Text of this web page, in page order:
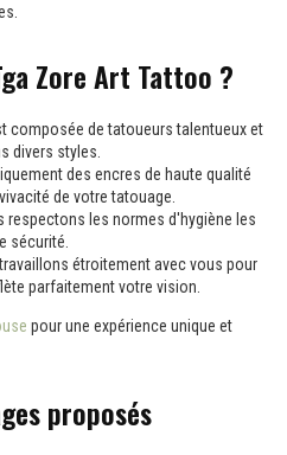
Zore Art Tattoo ?
composée de tatoueurs talentueux et
divers styles.
des encres de haute qualité
de votre tatouage.
respectons les normes d'hygiène les
sécurité.
étroitement avec vous pour
parfaitement votre vision.
pour une expérience unique et
proposés